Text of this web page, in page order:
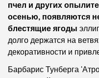
пчел и других
осенью, появляются
блестящие ягоды
долго держатся на
декоративности и
Барбарис Тунберга